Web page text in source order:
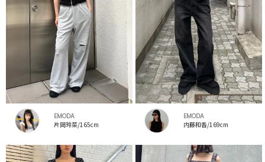
EMODA
片岡玲菜/165cm
EMODA
内藤和香/169cm